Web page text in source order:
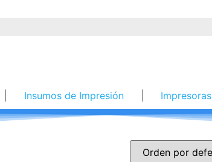
Insumos de Impresión Impresoras